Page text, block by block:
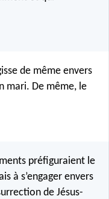
de même envers
mari. De même, le
préfiguraient le
à s’engager envers
de Jésus-